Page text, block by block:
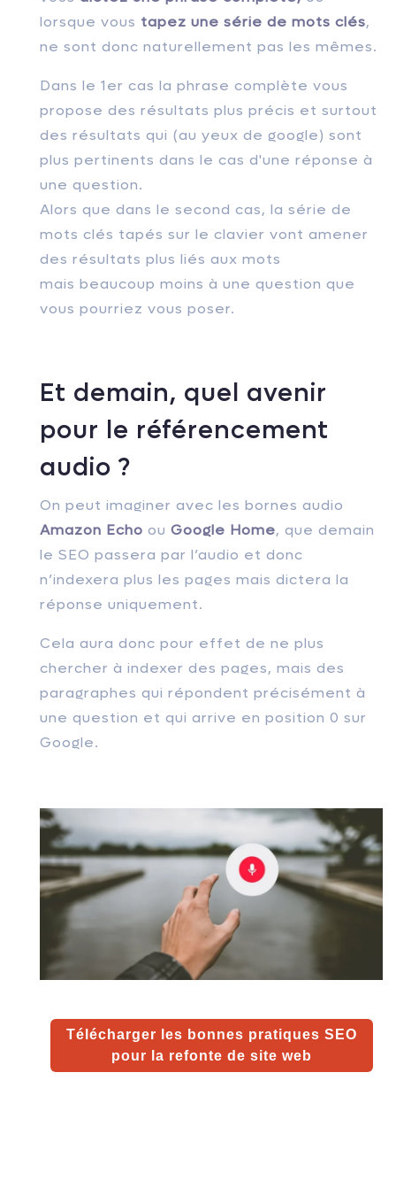
lorsque vous tapez une série de mots clés,
ne sont donc naturellement pas les mêmes.
Dans le 1er cas la phrase complète vous
propose des résultats plus précis et surtout
des résultats qui (au yeux de google) sont
plus pertinents dans le cas d'une réponse à
une question.
Alors que dans le second cas, la série de
mots clés tapés sur le clavier vont amener
des résultats plus liés aux mots
mais beaucoup moins à une question que
vous pourriez vous poser.
Et demain, quel avenir
pour le référencement
audio ?
On peut imaginer avec les bornes audio
Amazon Echo ou Google Home, que demain
le SEO passera par l’audio et donc
n’indexera plus les pages mais dictera la
réponse uniquement.
Cela aura donc pour effet de ne plus
chercher à indexer des pages, mais des
paragraphes qui répondent précisément à
une question et qui arrive en position 0 sur
Google.
Télécharger les bonnes pratiques SEO
pour la refonte de site web